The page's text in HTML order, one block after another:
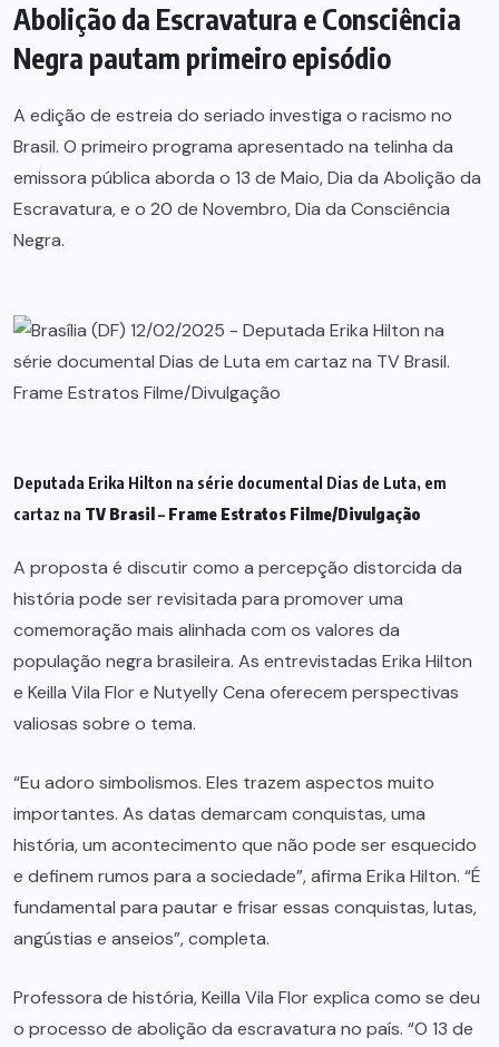
Abolição da Escravatura e Consciência
Negra pautam primeiro episódio
A edição de estreia do seriado investiga o racismo no
Brasil. O primeiro programa apresentado na telinha da
emissora pública aborda o 13 de Maio, Dia da Abolição da
Escravatura, e o 20 de Novembro, Dia da Consciência
Negra.
Deputada Erika Hilton na série documental Dias de Luta, em
cartaz na TV Brasil – Frame Estratos Filme/Divulgação
A proposta é discutir como a percepção distorcida da
história pode ser revisitada para promover uma
comemoração mais alinhada com os valores da
população negra brasileira. As entrevistadas Erika Hilton
e Keilla Vila Flor e Nutyelly Cena oferecem perspectivas
valiosas sobre o tema.
“Eu adoro simbolismos. Eles trazem aspectos muito
importantes. As datas demarcam conquistas, uma
história, um acontecimento que não pode ser esquecido
e definem rumos para a sociedade”, afirma Erika Hilton. “É
fundamental para pautar e frisar essas conquistas, lutas,
angústias e anseios”, completa.
Professora de história, Keilla Vila Flor explica como se deu
o processo de abolição da escravatura no país. “O 13 de